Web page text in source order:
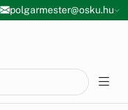
polgarmester@osku.hu